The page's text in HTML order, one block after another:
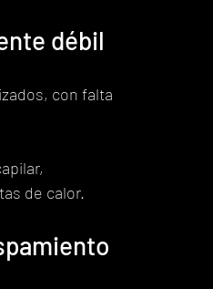
débil
con falta
de calor.